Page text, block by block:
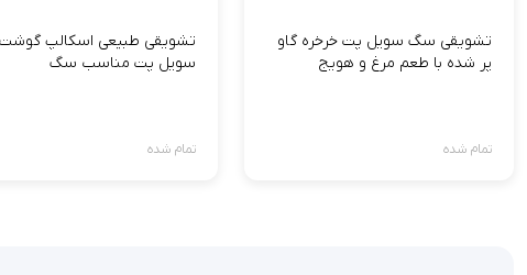
تشویقی سگ سویل پت خرخره گاو
پر شده با طعم مرغ و هویج
تمام شده
تشویقی طبیعی اسکالپ گوشت
سویل پت مناسب سگ
تمام شده